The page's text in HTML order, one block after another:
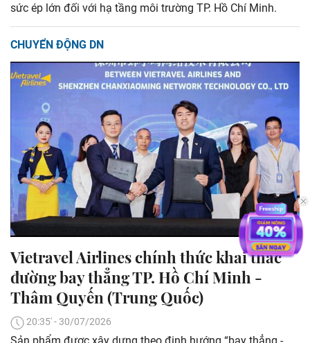
sức ép lớn đối với hạ tầng môi trường TP. Hồ Chí Minh.
CHUYỂN ĐỘNG DN
Vietravel Airlines chính thức khai thác
đường bay thẳng TP. Hồ Chí Minh -
Thâm Quyến (Trung Quốc)
20:35' - 30/07/2026
Sản phẩm được xây dựng theo định hướng “bay thẳng -